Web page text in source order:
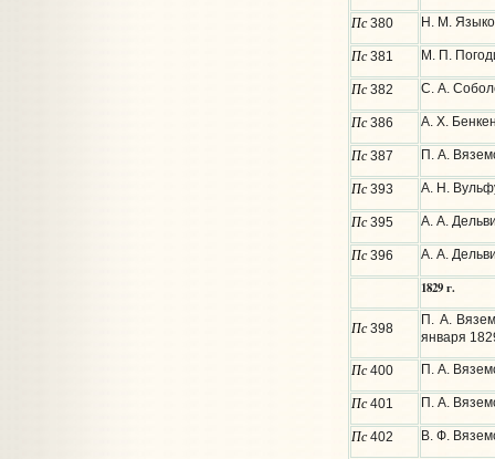
Пс380 Н. М.
Пс381 М. П.
Пс382 С. А.
Пс386 А. Х.
Пс387 П. А.
Пс393 А. Н.
Пс395 А. А.
Пс396 А. А.
1829 г.
Пс398
П. А.
января
Пс400 П. А.
Пс401 П. А.
Пс402 В. Ф.